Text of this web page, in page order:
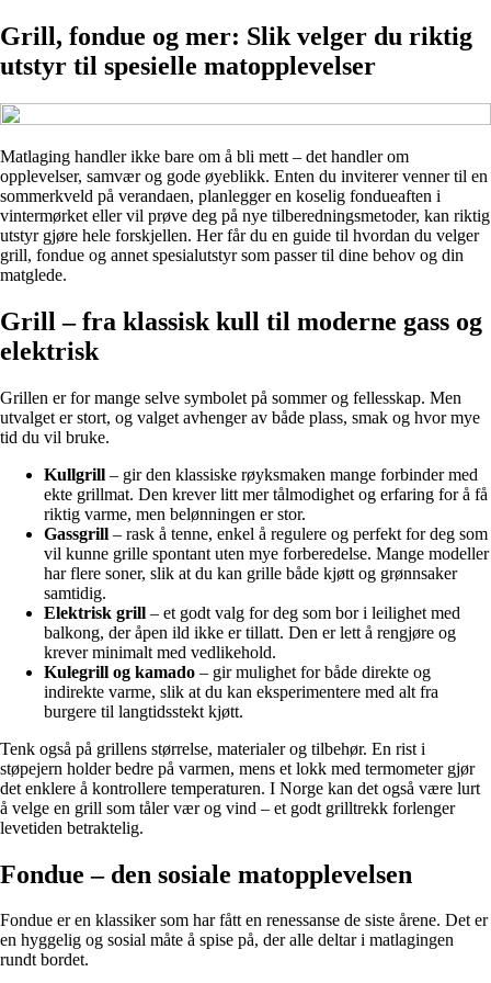
Grill, fondue og mer: Slik velger du riktig
utstyr til spesielle matopplevelser
Matlaging handler ikke bare om å bli mett – det handler om
opplevelser, samvær og gode øyeblikk. Enten du inviterer venner til en
sommerkveld på verandaen, planlegger en koselig fondueaften i
vintermørket eller vil prøve deg på nye tilberedningsmetoder, kan riktig
utstyr gjøre hele forskjellen. Her får du en guide til hvordan du velger
grill, fondue og annet spesialutstyr som passer til dine behov og din
matglede.
Grill – fra klassisk kull til moderne gass og
elektrisk
Grillen er for mange selve symbolet på sommer og fellesskap. Men
utvalget er stort, og valget avhenger av både plass, smak og hvor mye
tid du vil bruke.
Kullgrill – gir den klassiske røyksmaken mange forbinder med
ekte grillmat. Den krever litt mer tålmodighet og erfaring for å få
riktig varme, men belønningen er stor.
Gassgrill – rask å tenne, enkel å regulere og perfekt for deg som
vil kunne grille spontant uten mye forberedelse. Mange modeller
har flere soner, slik at du kan grille både kjøtt og grønnsaker
samtidig.
Elektrisk grill – et godt valg for deg som bor i leilighet med
balkong, der åpen ild ikke er tillatt. Den er lett å rengjøre og
krever minimalt med vedlikehold.
Kulegrill og kamado – gir mulighet for både direkte og
indirekte varme, slik at du kan eksperimentere med alt fra
burgere til langtidsstekt kjøtt.
Tenk også på grillens størrelse, materialer og tilbehør. En rist i
støpejern holder bedre på varmen, mens et lokk med termometer gjør
det enklere å kontrollere temperaturen. I Norge kan det også være lurt
å velge en grill som tåler vær og vind – et godt grilltrekk forlenger
levetiden betraktelig.
Fondue – den sosiale matopplevelsen
Fondue er en klassiker som har fått en renessanse de siste årene. Det er
en hyggelig og sosial måte å spise på, der alle deltar i matlagingen
rundt bordet.